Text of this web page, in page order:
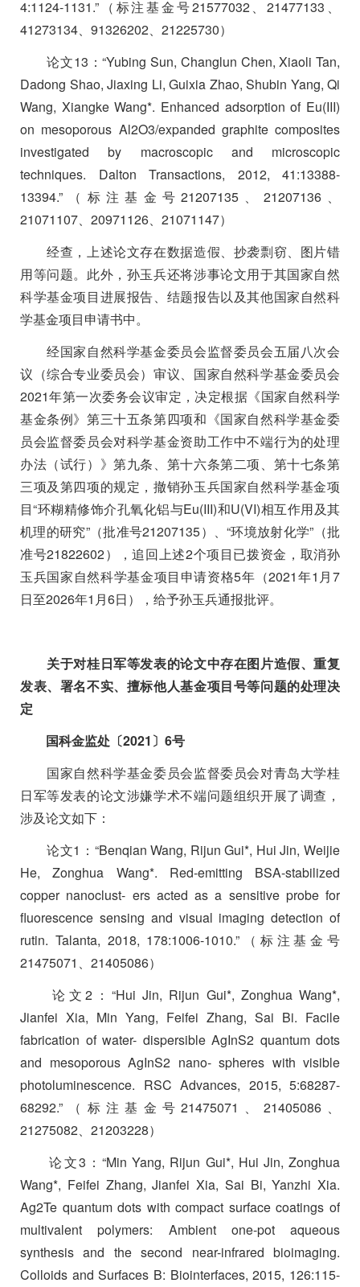
4:1124-1131.” （标注基金号21577032、21477133 、
41273134、 91326202、 21225730）
论文13 ：“Yubing Sun, Changlun Chen, Xiaoli Tan,
Dadong Shao, Jiaxing Li, Guixia Zhao, Shubin Yang, Qi
Wang, Xiangke Wang*. Enhanced adsorption of Eu(III)
on mesoporous Al2O3/expanded graphite composites
investigated by macroscopic and microscopic
techniques. Dalton Transactions, 2012, 41:13388-
13394.” （标注基金号21207135 、 21207136、
21071107、 20971126、 21071147）
经查，上述论文存在数据造假、抄袭剽窃、图片错
用等问题。此外，孙玉兵还将涉事论文用于其国家自然
科学基金项目进展报告、结题报告以及其他国家自然科
学基金项目申请书中。
经国家自然科学基金委员会监督委员会五届八次会
议（综合专业委员会）审议、国家自然科学基金委员会
2021年第一次委务会议审定，决定根据《国家自然科学
基金条例》第三十五条第四项和《国家自然科学基金委
员会监督委员会对科学基金资助工作中不端行为的处理
办法（试行）》第九条、第十六条第二项、第十七条第
三项及第四项的规定，撤销孙玉兵国家自然科学基金项
目“环糊精修饰介孔氧化铝与Eu(III)和U(VI)相互作用及其
机理的研究”（批准号21207135）、“环境放射化学” （批
准号21822602），追回上述2个项目已拨资金，取消孙
玉兵国家自然科学基金项目申请资格5年（2021年1 月7
日至2026年1 月6日），给予孙玉兵通报批评。
关于对桂日军等发表的论文中存在图片造假、重复
发表、署名不实、擅标他人基金项目号等问题的处理决
定
国科金监处〔2021 〕 6号
国家自然科学基金委员会监督委员会对青岛大学桂
日军等发表的论文涉嫌学术不端问题组织开展了调查，
涉及论文如下：
论文1 ： “Benqian Wang, Rijun Gui*, Hui Jin, Weijie
He, Zonghua Wang*. Red-emitting BSA-stabilized
copper nanoclust- ers acted as a sensitive probe for
fluorescence sensing and visual imaging detection of
rutin. Talanta, 2018, 178:1006-1010.” （标注基金号
21475071 、 21405086）
论文 2：“Hui Jin, Rijun Gui*, Zonghua Wang*,
Jianfei Xia, Min Yang, Feifei Zhang, Sai Bi. Facile
fabrication of water- dispersible AgInS2 quantum dots
and mesoporous AgInS2 nano- spheres with visible
photoluminescence. RSC Advances, 2015, 5:68287-
68292.” （标注基金号21475071 、 21405086、
21275082、 21203228）
论文3 ：“Min Yang, Rijun Gui*, Hui Jin, Zonghua
Wang*, Feifei Zhang, Jianfei Xia, Sai Bi, Yanzhi Xia.
Ag2Te quantum dots with compact surface coatings of
multivalent polymers: Ambient one-pot aqueous
synthesis and the second near-infrared bioimaging.
Colloids and Surfaces B: Biointerfaces, 2015, 126:115-